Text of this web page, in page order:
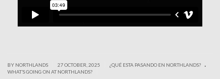
BY NORTHLANDS 27 OCTOBER, 2025 ¿QUÉ ESTA PASANDO EN NORTHLANDS? .
WHAT’S GOING ON AT NORTHLANDS?